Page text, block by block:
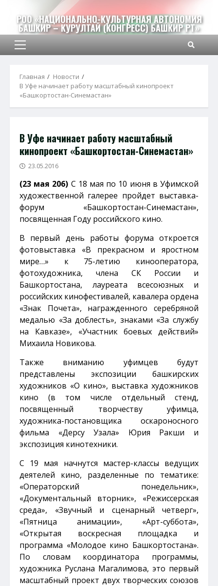
содержимому
РОО «НАЦИОНАЛЬНО-КУЛЬТУРНАЯ АВТОНОМИЯ
БАШКИР – КУРУЛТАЙ (КОНГРЕСС) БАШКИР РТ»
Основное
Главная
Новости
В Уфе начинает работу масштабный кинопроект
«Башкортостан-Синемастан»
В Уфе начинает работу масштабный
кинопроект «Башкортостан-Синемастан»
23.05.2016
(23 мая 206) С 18 мая по 10 июня в Уфимской
художественной галерее пройдет выставка-
форум «Башкортостан-Синемастан»,
посвященная Году российского кино.
В первый день работы форума откроется
фотовыставка «В прекрасном и яростном
мире…» к 75-летию кинооператора,
фотохудожника, члена СК России и
Башкортостана, лауреата всесоюзных и
российских кинофестивалей, кавалера ордена
«Знак Почета», награжденного серебряной
медалью «За доблесть», знаками «За службу
на Кавказе», «Участник боевых действий»
Михаила Новикова.
Также вниманию уфимцев будут
представлены экспозиции башкирских
художников «О кино», выставка художников
кино (в том числе отдельный стенд,
посвященный творчеству уфимца,
художника-постановщика оскароносного
фильма «Дерсу Узала» Юрия Ракши и
экспозиция кинотехники.
С 19 мая начнутся мастер-классы ведущих
деятелей кино, разделенные по тематике:
«Операторский понедельник»,
«Документальный вторник», «Режиссерская
среда», «Звучный и сценарный четверг»,
«Пятница анимации», «Арт-суббота»,
«Открытая воскресная площадка и
программа «Молодое кино Башкортостана».
По словам координатора программы,
художника Руслана Магалимова, это первый
масштабный проект двух творческих союзов